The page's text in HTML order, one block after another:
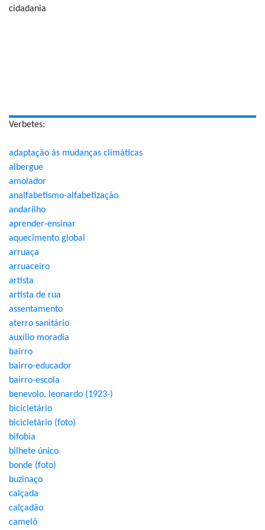
cidadania
Verbetes:
adaptação às mudanças climáticas
albergue
amolador
analfabetismo-alfabetização
andarilho
aprender-ensinar
aquecimento global
arruaça
arruaceiro
artista
artista de rua
assentamento
aterro sanitário
auxílio moradia
bairro
bairro-educador
bairro-escola
benevolo, leonardo (1923-)
bicicletário
bicicletário (foto)
bifobia
bilhete único
bonde (foto)
buzinaço
calçada
calçadão
camelô